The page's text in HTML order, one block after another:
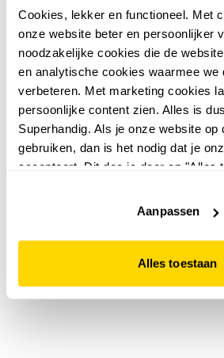
Cookies, lekker en functioneel. Met
onze website beter en persoonlijker
noodzakelijke cookies die de
en analytische cookies waarmee we
verbeteren. Met marketing cookies
persoonlijke content zien. Alles is
Superhandig. Als je onze website op
gebruiken, dan is het nodig dat je
accepteert. Dit doe je door op "Alles
website niet optimaal functioneert.
Aanpassen
Alles toestaan